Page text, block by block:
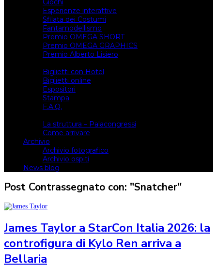
Giochi
Esperienze interattive
Sfilata dei Costumi
Fantamodellismo
Premio OMEGA SHORT
Premio OMEGA GRAPHICS
Premio Alberto Lisiero
Biglietti con Hotel
Biglietti online
Espositori
Stampa
F.A.Q.
La struttura – Palacongressi
Come arrivare
Archivio
Archivio fotografico
Archivio ospiti
News blog
Post Contrassegnato con: "Snatcher"
James Taylor a StarCon Italia 2026: la
controfigura di Kylo Ren arriva a
Bellaria